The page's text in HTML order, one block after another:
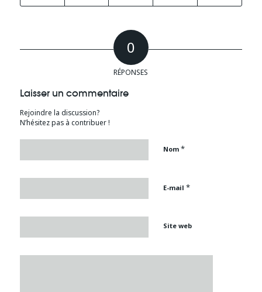
0
RÉPONSES
Laisser un commentaire
Rejoindre la discussion?
N’hésitez pas à contribuer !
Nom *
E-mail *
Site web